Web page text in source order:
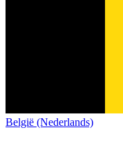
België (Nederlands)